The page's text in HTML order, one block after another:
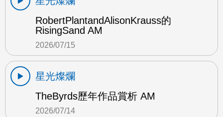
RobertPlantandAlisonKrauss的
RisingSand AM
2026/07/15
星光燦爛
TheByrds歷年作品賞析 AM
2026/07/14